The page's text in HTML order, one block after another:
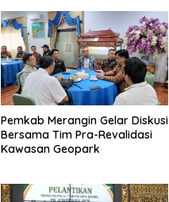
Pemkab Merangin Gelar Diskusi
Bersama Tim Pra-Revalidasi
Kawasan Geopark